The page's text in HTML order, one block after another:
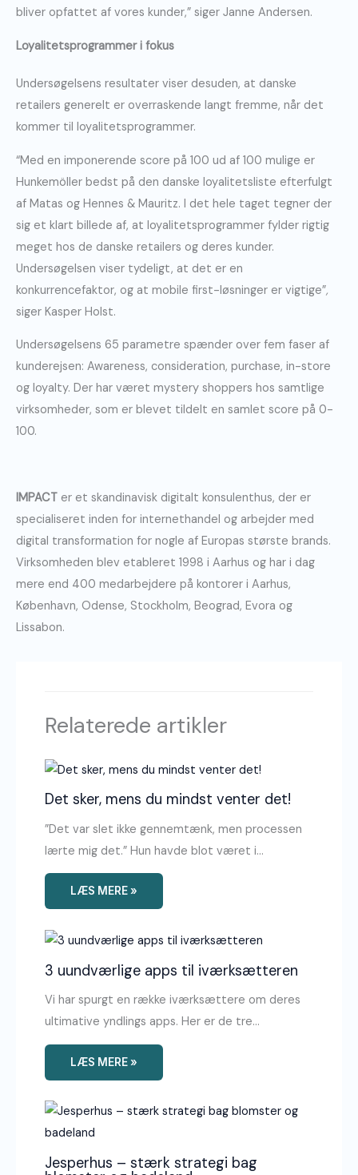
bliver opfattet af vores kunder,” siger Janne Andersen.
Loyalitetsprogrammer i fokus
Undersøgelsens resultater viser desuden, at danske
retailers generelt er overraskende langt fremme, når det
kommer til loyalitetsprogrammer.
“Med en imponerende score på 100 ud af 100 mulige er
Hunkemöller bedst på den danske loyalitetsliste efterfulgt
af Matas og Hennes & Mauritz. I det hele taget tegner der
sig et klart billede af, at loyalitetsprogrammer fylder rigtig
meget hos de danske retailers og deres kunder.
Undersøgelsen viser tydeligt, at det er en
konkurrencefaktor, og at mobile first-løsninger er vigtige”,
siger Kasper Holst.
Undersøgelsens 65 parametre spænder over fem faser af
kunderejsen: Awareness, consideration, purchase, in-store
og loyalty. Der har været mystery shoppers hos samtlige
virksomheder, som er blevet tildelt en samlet score på 0-
100.
IMPACT er et skandinavisk digitalt konsulenthus, der er
specialiseret inden for internethandel og arbejder med
digital transformation for nogle af Europas største brands.
Virksomheden blev etableret 1998 i Aarhus og har i dag
mere end 400 medarbejdere på kontorer i Aarhus,
København, Odense, Stockholm, Beograd, Evora og
Lissabon.
Relaterede artikler
Det sker, mens du mindst venter det!
”Det var slet ikke gennemtænk, men processen
lærte mig det.” Hun havde blot været i…
LÆS MERE »
3 uundværlige apps til iværksætteren
Vi har spurgt en række iværksættere om deres
ultimative yndlings apps. Her er de tre…
LÆS MERE »
Jesperhus – stærk strategi bag